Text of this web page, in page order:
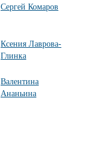
Сергей Комаров
Ксения Лаврова-
Глинка
Валентина
Ананьина